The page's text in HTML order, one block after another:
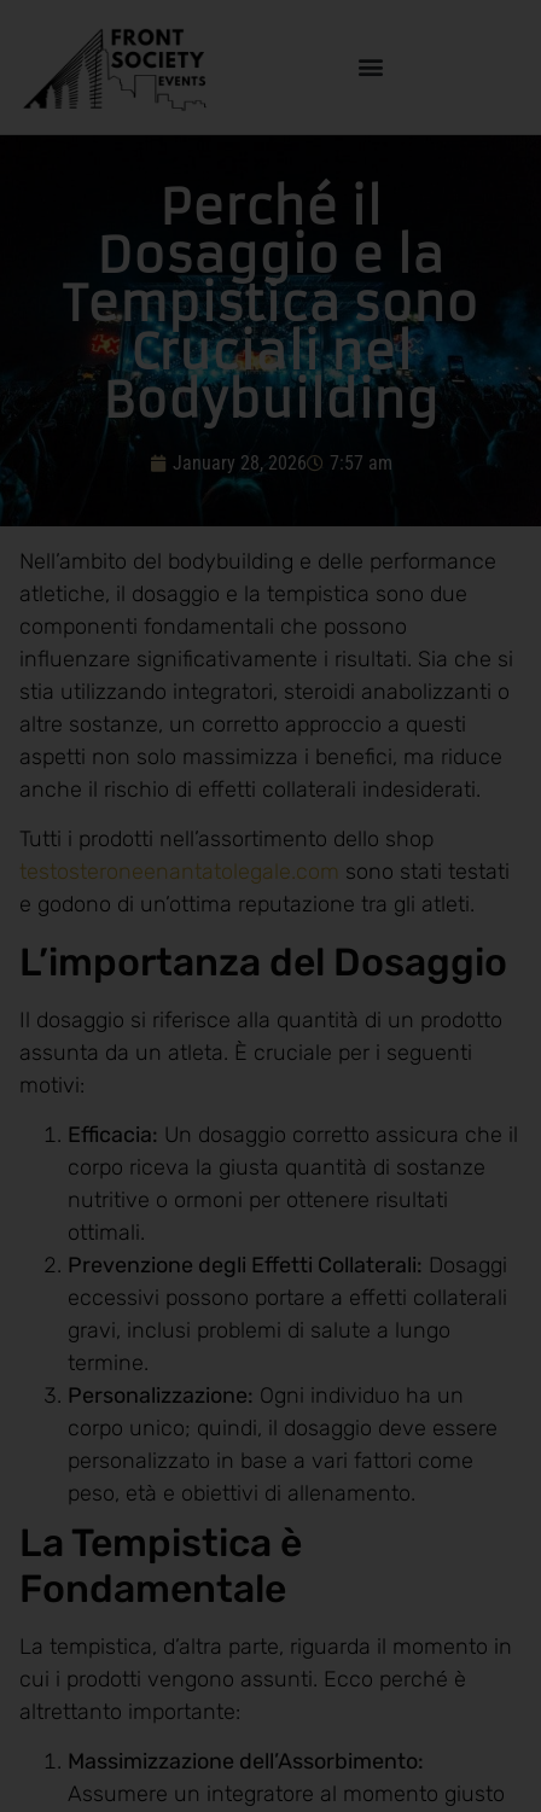
Perché il
Dosaggio e la
Tempistica sono
Cruciali nel
Bodybuilding
January 28, 2026 7:57 am
Nell’ambito del bodybuilding e delle performance
atletiche, il dosaggio e la tempistica sono due
componenti fondamentali che possono
influenzare significativamente i risultati. Sia che si
stia utilizzando integratori, steroidi anabolizzanti o
altre sostanze, un corretto approccio a questi
aspetti non solo massimizza i benefici, ma riduce
anche il rischio di effetti collaterali indesiderati.
Tutti i prodotti nell’assortimento dello shop
testosteroneenantatolegale.com sono stati testati
e godono di un’ottima reputazione tra gli atleti.
L’importanza del Dosaggio
Il dosaggio si riferisce alla quantità di un prodotto
assunta da un atleta. È cruciale per i seguenti
motivi:
Efficacia: Un dosaggio corretto assicura che il
corpo riceva la giusta quantità di sostanze
nutritive o ormoni per ottenere risultati
ottimali.
Prevenzione degli Effetti Collaterali: Dosaggi
eccessivi possono portare a effetti collaterali
gravi, inclusi problemi di salute a lungo
termine.
Personalizzazione: Ogni individuo ha un
corpo unico; quindi, il dosaggio deve essere
personalizzato in base a vari fattori come
peso, età e obiettivi di allenamento.
La Tempistica è
Fondamentale
La tempistica, d’altra parte, riguarda il momento in
cui i prodotti vengono assunti. Ecco perché è
altrettanto importante:
Massimizzazione dell’Assorbimento:
Assumere un integratore al momento giusto